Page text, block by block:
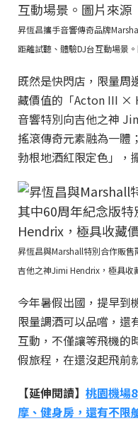
昇恆昌攜手音響傳奇品牌
距離試聽、體驗DJ台互動場景
既然是快閃店，限量周
藏價值的「Acton III ×
音響特別向吉他之神
搖滾傳奇元素融為一體
勃根地酒紅限定色」，
昇恆昌與Marshall特別合作販
吉他之神Jimi Hendrix，極具收
今年暑假出國，提早到
限量調酒可以品嚐，還
互動，不僅讓等飛機的
假旅程，在還沒起飛前
【延伸閱讀】 桃園機場
摩、健身房，還有不限